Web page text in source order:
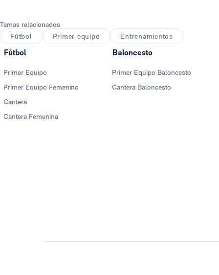
Temas relacionados
Fútbol
Primer equipo Entrenamientos
Fútbol
Primer Equipo
Primer Equipo Femenino
Cantera
Cantera Femenina
Baloncesto
Primer Equipo Baloncesto
Cantera Baloncesto